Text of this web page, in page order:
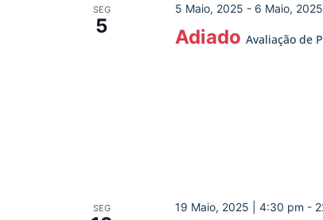
SEG
5 Adiado Avaliação de
5 Maio, 2025 - 6 Maio, 2025
SEG 19 Maio, 2025 | 4:30 pm -